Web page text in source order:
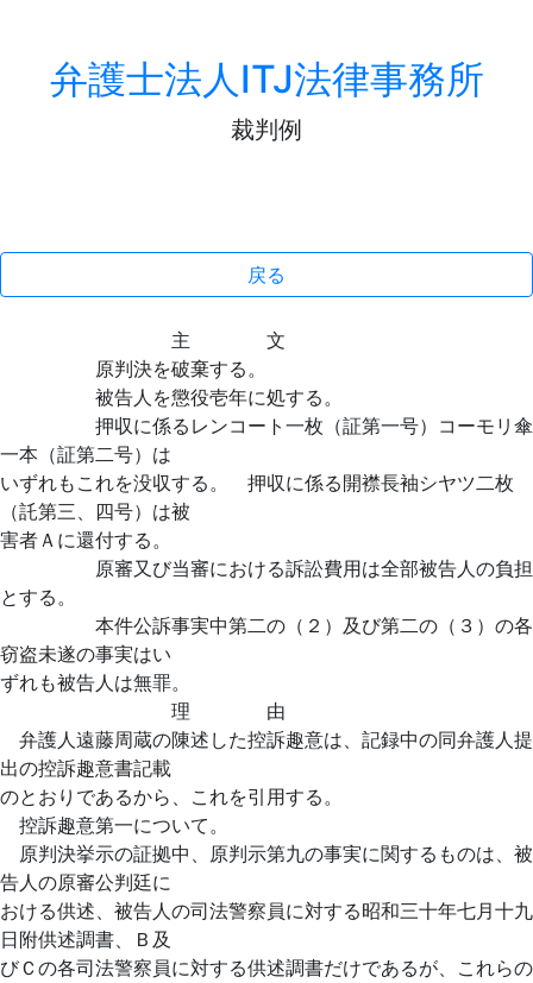
弁護士法人ITJ法律事務所
裁判例
戻る
主 文
原判決を破棄する。
被告人を懲役壱年に処する。
押収に係るレンコート一枚（証第一号）コーモリ傘
一本（証第二号）は
いずれもこれを没収する。 押収に係る開襟長袖シヤツ二枚
（託第三、四号）は被
害者Ａに還付する。
原審又び当審における訴訟費用は全部被告人の負担
とする。
本件公訴事実中第二の（２）及び第二の（３）の各
窃盗未遂の事実はい
ずれも被告人は無罪。
理 由
弁護人遠藤周蔵の陳述した控訴趣意は、記録中の同弁護人提
出の控訴趣意書記載
のとおりであるから、これを引用する。
控訴趣意第一について。
原判決挙示の証拠中、原判示第九の事実に関するものは、被
告人の原審公判廷に
おける供述、被告人の司法警察員に対する昭和三十年七月十九
日附供述調書、Ｂ及
びＣの各司法警察員に対する供述調書だけであるが、これらの